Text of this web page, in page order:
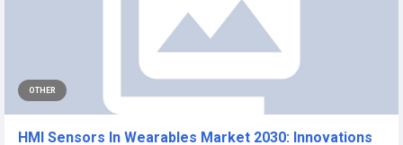
OTHER
HMI Sensors In Wearables Market 2030: Innovations